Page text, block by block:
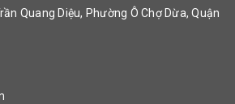
Quang Diệu, Phường Ô Chợ Dừa, Quận